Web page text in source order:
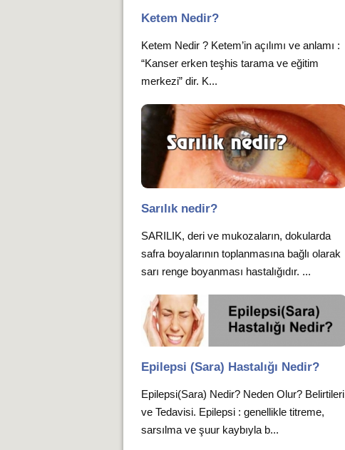
Ketem Nedir?
Ketem Nedir ? Ketem’in açılımı ve anlamı :
“Kanser erken teşhis tarama ve eğitim
merkezi” dir. K...
Sarılık nedir?
SARILIK, deri ve mukozaların, dokularda
safra boyalarının toplanmasına bağlı olarak
sarı renge boyanması hastalığıdır. ...
Epilepsi (Sara) Hastalığı Nedir?
Epilepsi(Sara) Nedir? Neden Olur? Belirtileri
ve Tedavisi. Epilepsi : genellikle titreme,
sarsılma ve şuur kaybıyla b...